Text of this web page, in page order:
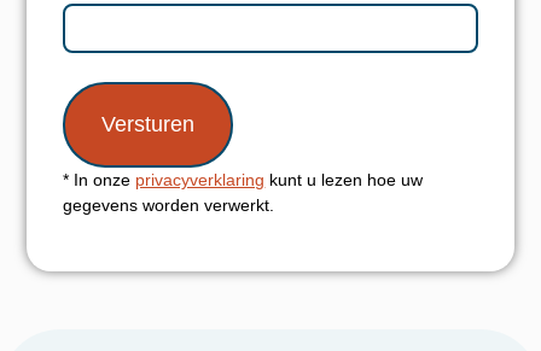
* In onze privacyverklaring kunt u lezen hoe uw
gegevens worden verwerkt.